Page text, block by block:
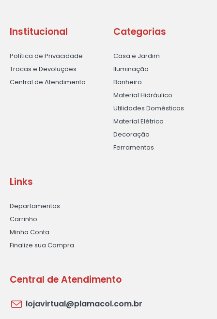
Institucional
Política de Privacidade
Trocas e Devoluções
Central de Atendimento
Categorias
Casa e Jardim
Iluminação
Banheiro
Material Hidráulico
Utilidades Domésticas
Material Elétrico
Decoração
Ferramentas
Links
Departamentos
Carrinho
Minha Conta
Finalize sua Compra
Central de Atendimento
lojavirtual@plamacol.com.br